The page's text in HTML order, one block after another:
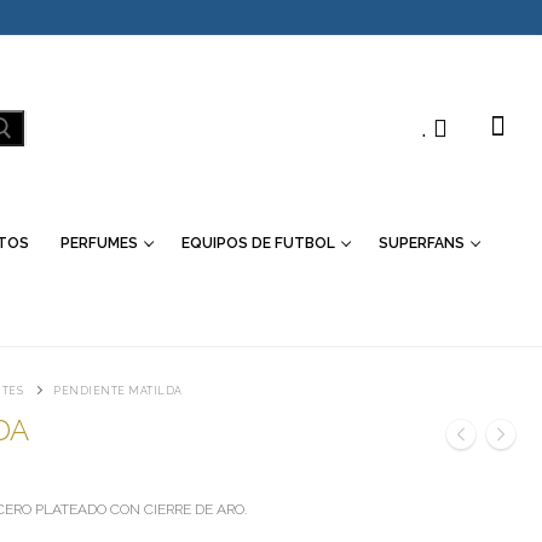
.
PERFUMES EQUIPOS DE FUTBOL SUPERFANS
PENDIENTE MATILDA
PLATEADO CON CIERRE DE ARO.